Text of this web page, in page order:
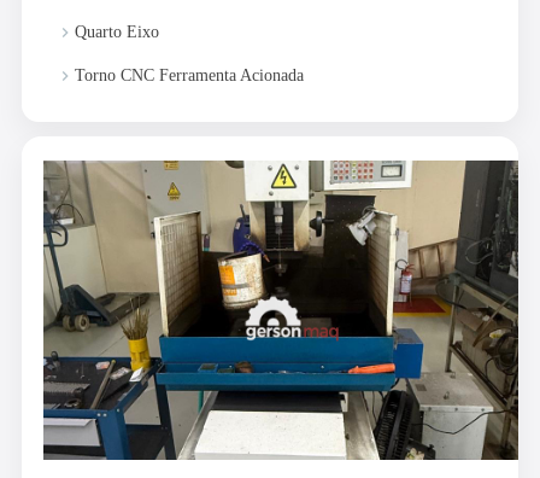
keyboard_arrow_right Quarto Eixo
keyboard_arrow_right Torno CNC Ferramenta Acionada